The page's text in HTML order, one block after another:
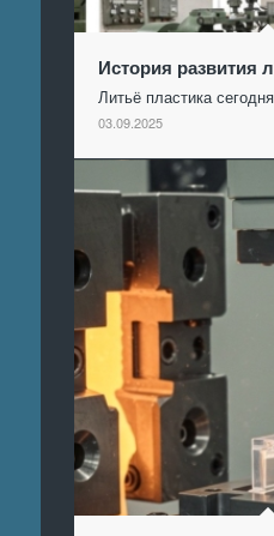
История развития
Литьё пластика
03.09.2025